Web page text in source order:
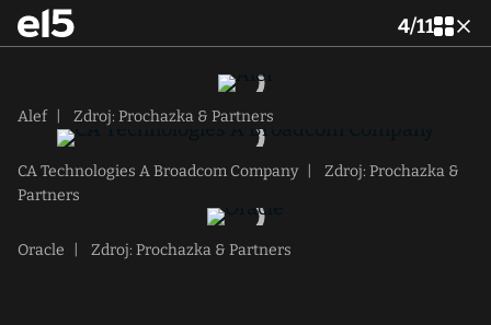
4/11
Alef Zdroj: Prochazka & Partners
CA Technologies A Broadcom Company
Zdroj: Prochazka &
Partners
Oracle Zdroj: Prochazka & Partners